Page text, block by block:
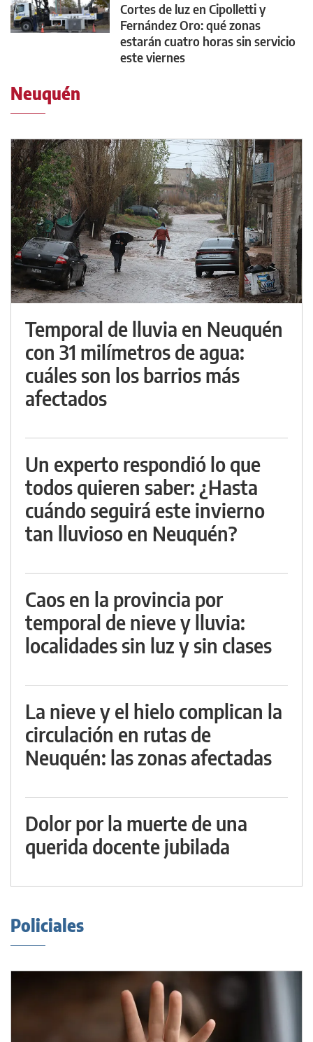
Cortes de luz en Cipolletti y
Fernández Oro: qué zonas
estarán cuatro horas sin servicio
este viernes
Neuquén
Temporal de lluvia en Neuquén
con 31 milímetros de agua:
cuáles son los barrios más
afectados
Un experto respondió lo que
todos quieren saber: ¿Hasta
cuándo seguirá este invierno
tan lluvioso en Neuquén?
Caos en la provincia por
temporal de nieve y lluvia:
localidades sin luz y sin clases
La nieve y el hielo complican la
circulación en rutas de
Neuquén: las zonas afectadas
Dolor por la muerte de una
querida docente jubilada
Policiales